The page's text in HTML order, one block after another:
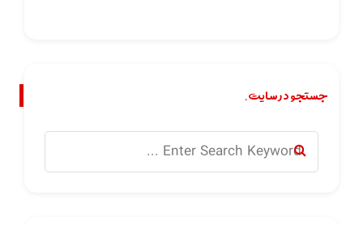
جستجو در سایت.